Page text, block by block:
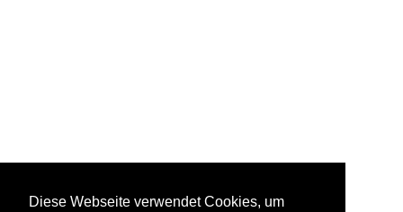
Diese Webseite verwendet Cookies, um